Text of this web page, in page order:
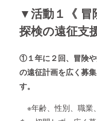
▼活動１《 冒
探検の遠征支
①１年に２回、冒険
の遠征計画を広く募
す。
※年齢、性別、職業